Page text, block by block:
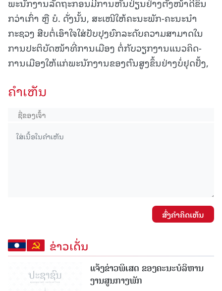
ພະນັກງານລັດຖະກອນມີການຫັນປ່ຽນຢ່າງຕັ້ງໜ້າດີຂຶ້ນ
ກວ່າເກົ່າ ຫຼື ບໍ. ດັ່ງນັ້ນ, ສະເໜີໃຫ້ຄະນະພັກ-ຄະນະນຳ
ກະຊວງ ສືບຕໍ່ເອົາໃຈໃສ່ປັບປຸງຍົກລະດັບຄວາມສາມາດໃນ
ການປະຕິບັດໜ້າທີ່ການເມືອງ ຕໍ່ກັບວຽກງານແນວຄິດ-
ການເມືອງໃຫ້ແກ່ພະນັກງານຂອງຕົນສູງຂຶ້ນຢ່າງບໍ່ຢຸດຢັ້ງ,
ຄໍາເຫັນ
ສົ່ງຄໍາຄິດເຫັນ
ຂ່າວເດັ່ນ
ແຈ້ງຂ່າວພິເສດ ຂອງຄະນະບໍລິຫານ
ງານສູນກາງພັກ